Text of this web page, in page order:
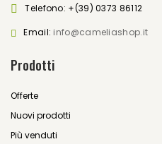
Telefono: +(39) 0373 86112
Email: info@cameliashop.it
Prodotti
Offerte
Nuovi prodotti
Più venduti